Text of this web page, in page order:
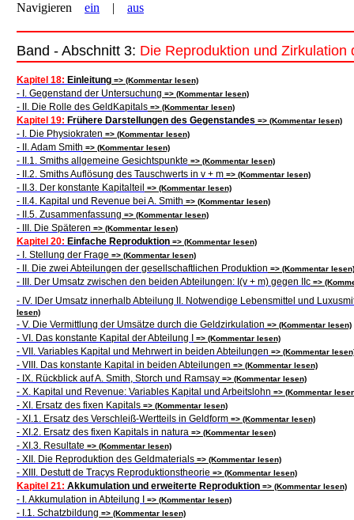
Navigieren ein | aus
Band - Abschnitt 3: Die Reproduktion und Zirkulation
Kapitel 18: Einleitung => (Kommentar lesen)
- I. Gegenstand der Untersuchung => (Kommentar lesen)
- II. Die Rolle des GeldKapitals => (Kommentar lesen)
Kapitel 19: Frühere Darstellungen des Gegenstandes => (Kommentar lesen)
- I. Die Physiokraten => (Kommentar lesen)
- II. Adam Smith => (Kommentar lesen)
- II.1. Smiths allgemeine Gesichtspunkte => (Kommentar lesen)
- II.2. Smiths Auflösung des Tauschwerts in v + m => (Kommentar lesen)
- II.3. Der konstante Kapitalteil => (Kommentar lesen)
- II.4. Kapital und Revenue bei A. Smith => (Kommentar lesen)
- II.5. Zusammenfassung => (Kommentar lesen)
- III. Die Späteren => (Kommentar lesen)
Kapitel 20: Einfache Reproduktion => (Kommentar lesen)
- I. Stellung der Frage => (Kommentar lesen)
- II. Die zwei Abteilungen der gesellschaftlichen Produktion => (Kommentar lesen)
- III. Der Umsatz zwischen den beiden Abteilungen: I(v + m) gegen IIc =>
- IV. IDer Umsatz innerhalb Abteilung II. Notwendige Lebensmittel und
lesen)
- V. Die Vermittlung der Umsätze durch die Geldzirkulation => (Kommentar lesen)
- VI. Das konstante Kapital der Abteilung I => (Kommentar lesen)
- VII. Variables Kapital und Mehrwert in beiden Abteilungen => (Kommentar
- VIII. Das konstante Kapital in beiden Abteilungen => (Kommentar lesen)
- IX. Rückblick auf A. Smith, Storch und Ramsay => (Kommentar lesen)
- X. Kapital und Revenue: Variables Kapital und Arbeitslohn => (Kommentar
- XI. Ersatz des fixen Kapitals => (Kommentar lesen)
- XI.1. Ersatz des Verschleiß-Wertteils in Geldform => (Kommentar lesen)
- XI.2. Ersatz des fixen Kapitals in natura => (Kommentar lesen)
- XI.3. Resultate => (Kommentar lesen)
- XII. Die Reproduktion des Geldmaterials => (Kommentar lesen)
- XIII. Destutt de Tracys Reproduktionstheorie => (Kommentar lesen)
Kapitel 21: Akkumulation und erweiterte Reproduktion => (Kommentar lesen)
- I. Akkumulation in Abteilung I => (Kommentar lesen)
- I.1. Schatzbildung => (Kommentar lesen)